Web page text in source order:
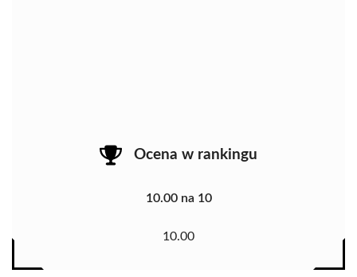
Ocena w rankingu
10.00 na 10
10.00